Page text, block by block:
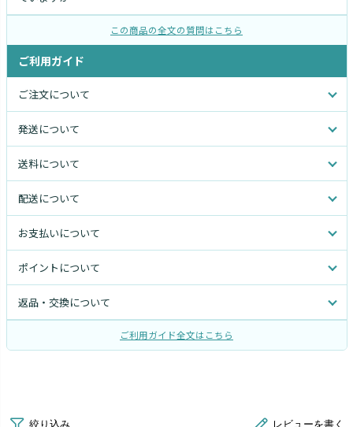
この商品の全文の質問はこちら
ご利用ガイド
ご注文について
発送について
送料について
配送について
お支払いについて
ポイントについて
返品・交換について
ご利用ガイド全文はこちら